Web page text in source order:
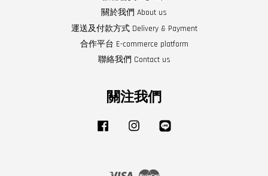
關於我們 About us
運送及付款方式 Delivery & Payment
合作平台 E-commerce platform
聯絡我們 Contact us
關注我們
Facebook Instagram
Visa Master